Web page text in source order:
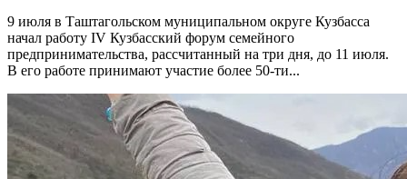
9 июля в Таштагольском муниципальном округе Кузбасса
начал работу IV Кузбасский форум семейного
предпринимательства, рассчитанный на три дня, до 11 июля.
В его работе принимают участие более 50-ти...